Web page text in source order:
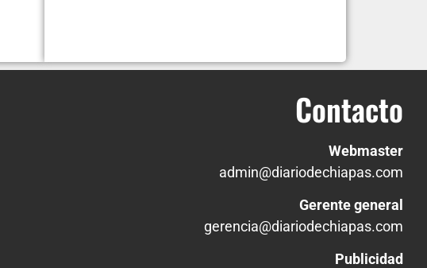
Contacto
Webmaster
admin@diariodechiapas.com
Gerente general
gerencia@diariodechiapas.com
Publicidad